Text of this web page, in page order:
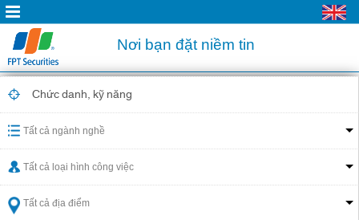
Nơi bạn đặt niềm tin
Tất cả ngành nghề
Tất cả loại hình công việc
Tất cả địa điểm